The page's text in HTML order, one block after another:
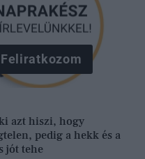
Feliratkozom
azt hiszi, hogy
pedig a hekk és a
jót tehe